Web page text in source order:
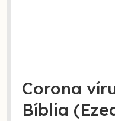
Corona
Bíblia